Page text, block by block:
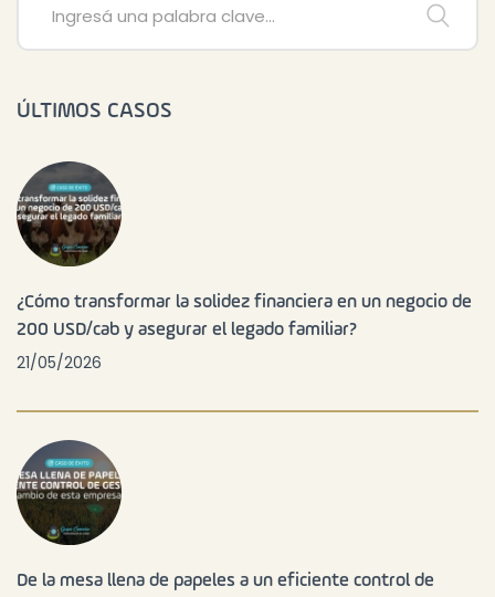
ÚLTIMOS CASOS
¿Cómo transformar la solidez financiera en un negocio de
200 USD/cab y asegurar el legado familiar?
21/05/2026
De la mesa llena de papeles a un eficiente control de